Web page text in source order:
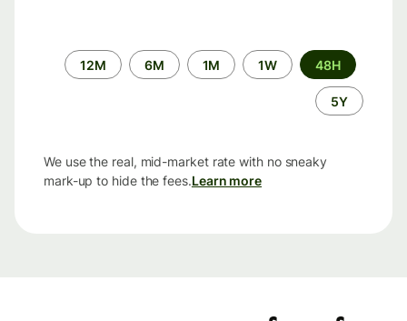
الفترة
الزمنية
48H
1W
1M
6M
12M
5Y
We use the real, mid-market rate with no sneaky
mark-up to hide the fees.Learn more